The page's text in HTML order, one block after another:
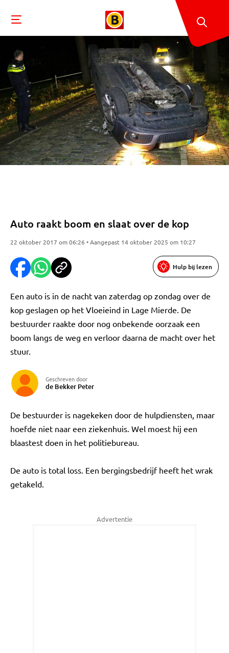
Auto raakt boom en slaat over de kop
22 oktober 2017 om 06:26 • Aangepast 14 oktober 2025 om 10:27
Hulp bij lezen
Een auto is in de nacht van zaterdag op zondag over de
kop geslagen op het Vloeieind in Lage Mierde. De
bestuurder raakte door nog onbekende oorzaak een
boom langs de weg en verloor daarna de macht over het
stuur.
Geschreven door
de Bekker Peter
De bestuurder is nagekeken door de hulpdiensten, maar
hoefde niet naar een ziekenhuis. Wel moest hij een
blaastest doen in het politiebureau.
De auto is total loss. Een bergingsbedrijf heeft het wrak
getakeld.
Advertentie